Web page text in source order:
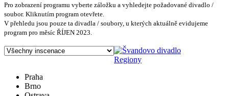
Pro zobrazení programu vyberte záložku a vyhledejte požadované divadlo /
soubor. Kliknutím program otevřete.
V přehledu jsou pouze ta divadla / soubory, u kterých aktuálně evidujeme
program pro měsíc ŘÍJEN 2023.
Regiony
Praha
Brno